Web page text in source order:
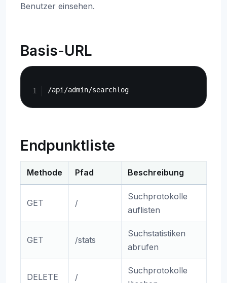
Benutzer einsehen.
Basis-URL
Endpunktliste
Methode Pfad Beschreibung
GET /
Suchprotokolle
auflisten
GET /stats
Suchstatistiken
abrufen
DELETE /
Suchprotokolle